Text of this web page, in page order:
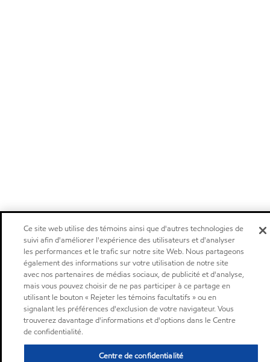
Ce site web utilise des témoins ainsi que d'autres technologies de
suivi afin d'améliorer l'expérience des utilisateurs et d'analyser
les performances et le trafic sur notre site Web. Nous partageons
également des informations sur votre utilisation de notre site
avec nos partenaires de médias sociaux, de publicité et d'analyse,
mais vous pouvez choisir de ne pas participer à ce partage en
utilisant le bouton « Rejeter les témoins facultatifs » ou en
signalant les préférences d'exclusion de votre navigateur. Vous
trouverez davantage d'informations et d'options dans le Centre
de confidentialité.
Centre de confidentialité